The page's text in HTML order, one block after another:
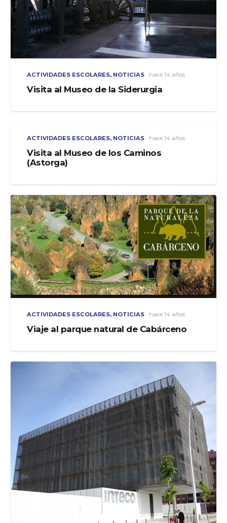
ACTIVIDADES ESCOLARES, NOTICIAS hace 14 años
Visita al Museo de la Siderurgia
ACTIVIDADES ESCOLARES, NOTICIAS hace 14 años
Visita al Museo de los Caminos
(Astorga)
ACTIVIDADES ESCOLARES, NOTICIAS hace 14 años
Viaje al parque natural de Cabárceno